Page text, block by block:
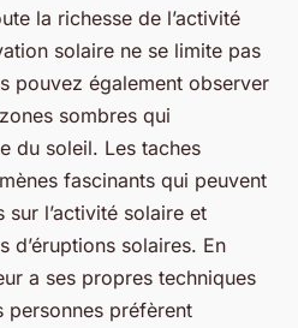
la richesse de l’activité
solaire ne se limite pas
pouvez également observer
sombres qui
du soleil. Les taches
fascinants qui peuvent
l’activité solaire et
d’éruptions solaires. En
a ses propres techniques
personnes préfèrent